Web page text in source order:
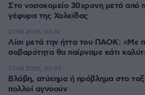
Στο νοσοκομείο 30χρονη μετά από
γέφυρα της Χαλκίδας
Λίσι μετά την ήττα του ΠΑΟΚ: «Με
σοβαρότητα θα παίρναμε κάτι
07.08.2026, 00:10
Βλάβη, ατύχημα ή πρόβλημα στο
πολλοί αγνοούν
07.08.2026, 00:03